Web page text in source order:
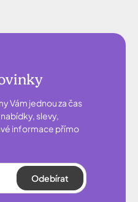
Vám jednou za čas
slevy,
informace přímo
Odebírat